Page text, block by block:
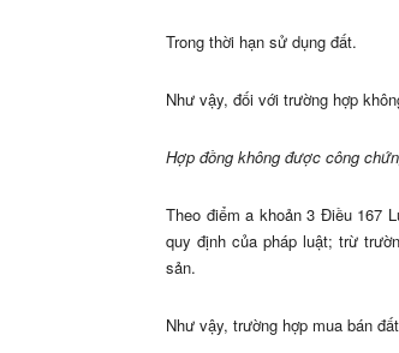
Trong thời hạn sử dụng đất.
Như vậy, đối với trường hợp
Hợp đồng không được công
Theo điểm a khoản 3 Điều 167
quy định của pháp luật; trừ
sản.
Như vậy, trường hợp mua bán